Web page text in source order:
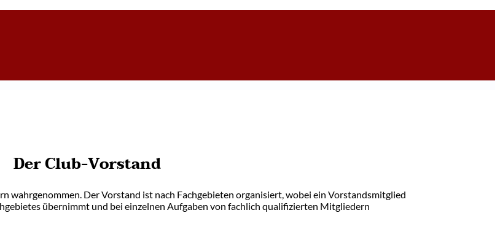
Der Club-Vorstand
wahrgenommen. Der Vorstand ist nach Fachgebieten organisiert, wobei ein Vorstandsmitglied
übernimmt und bei einzelnen Aufgaben von fachlich qualifizierten Mitgliedern